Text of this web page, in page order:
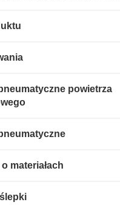
powietrza
materiałach